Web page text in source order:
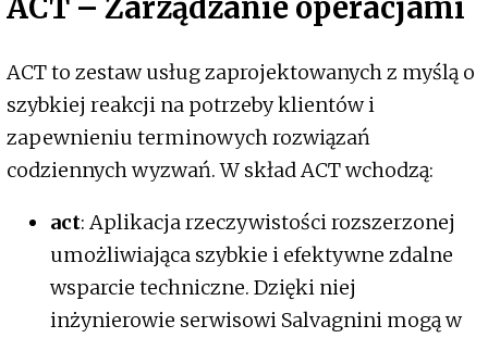
ACT to zestaw usług zaprojektowanych z myślą o
szybkiej reakcji na potrzeby klientów i
zapewnieniu terminowych rozwiązań
codziennych wyzwań. W skład ACT wchodzą:
act: Aplikacja rzeczywistości rozszerzonej
umożliwiająca szybkie i efektywne zdalne
wsparcie techniczne. Dzięki niej
inżynierowie serwisowi Salvagnini mogą w